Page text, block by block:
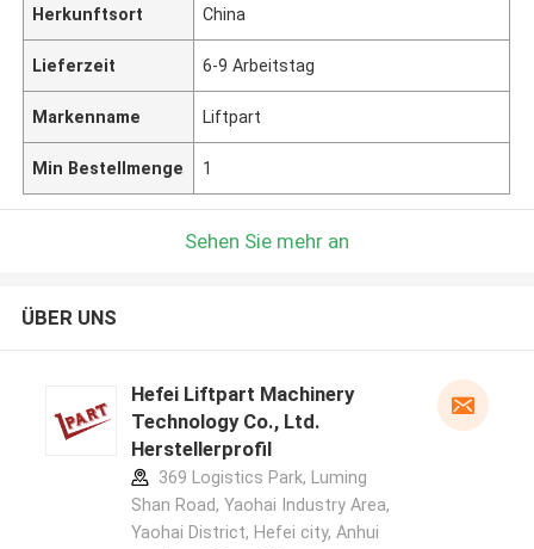
Herkunftsort China
Lieferzeit 6-9 Arbeitstag
Markenname Liftpart
Min Bestellmenge 1
Sehen Sie mehr an
ÜBER UNS
Hefei Liftpart Machinery
Technology Co., Ltd.
Herstellerprofil
369 Logistics Park, Luming
Shan Road, Yaohai Industry Area,
Yaohai District, Hefei city, Anhui